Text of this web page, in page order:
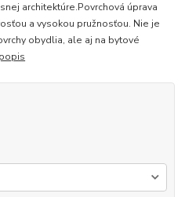
architektúre.Povrchová úprava
a vysokou pružnosťou. Nie je
obydlia, ale aj na bytové